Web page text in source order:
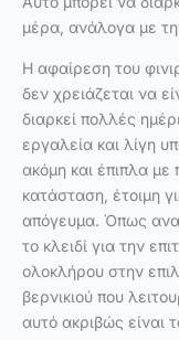
μέρα, ανάλογα με
Η αφαίρεση του
δεν χρειάζεται να
διαρκεί πολλές
εργαλεία και λίγη
ακόμη και έπιπλα
κατάσταση, έτοιμη
απόγευμα. Όπως
το κλειδί για την
ολοκλήρου στην
βερνικιού που
αυτό ακριβώς είναι